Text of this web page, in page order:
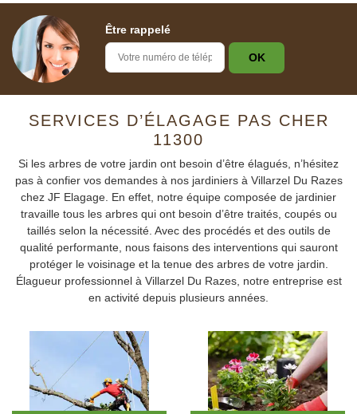
Être rappelé
SERVICES D’ÉLAGAGE PAS CHER
11300
Si les arbres de votre jardin ont besoin d’être élagués, n’hésitez
pas à confier vos demandes à nos jardiniers à Villarzel Du Razes
chez JF Elagage. En effet, notre équipe composée de jardinier
travaille tous les arbres qui ont besoin d’être traités, coupés ou
taillés selon la nécessité. Avec des procédés et des outils de
qualité performante, nous faisons des interventions qui sauront
protéger le voisinage et la tenue des arbres de votre jardin.
Élagueur professionnel à Villarzel Du Razes, notre entreprise est
en activité depuis plusieurs années.